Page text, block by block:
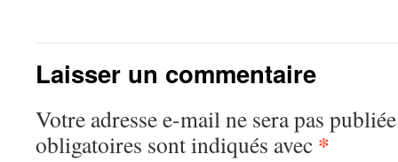
Laisser un commentaire
Votre adresse e-mail ne sera pas
obligatoires sont indiqués avec *